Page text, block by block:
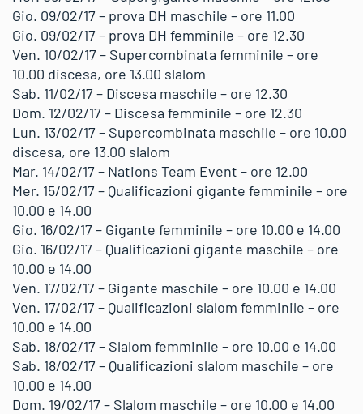
Gio. 09/02/17 – prova DH maschile – ore 11.00
Gio. 09/02/17 – prova DH femminile – ore 12.30
Ven. 10/02/17 – Supercombinata femminile – ore
10.00 discesa, ore 13.00 slalom
Sab. 11/02/17 – Discesa maschile – ore 12.30
Dom. 12/02/17 – Discesa femminile – ore 12.30
Lun. 13/02/17 – Supercombinata maschile – ore 10.00
discesa, ore 13.00 slalom
Mar. 14/02/17 – Nations Team Event – ore 12.00
Mer. 15/02/17 – Qualificazioni gigante femminile – ore
10.00 e 14.00
Gio. 16/02/17 – Gigante femminile – ore 10.00 e 14.00
Gio. 16/02/17 – Qualificazioni gigante maschile – ore
10.00 e 14.00
Ven. 17/02/17 – Gigante maschile – ore 10.00 e 14.00
Ven. 17/02/17 – Qualificazioni slalom femminile – ore
10.00 e 14.00
Sab. 18/02/17 – Slalom femminile – ore 10.00 e 14.00
Sab. 18/02/17 – Qualificazioni slalom maschile – ore
10.00 e 14.00
Dom. 19/02/17 – Slalom maschile – ore 10.00 e 14.00